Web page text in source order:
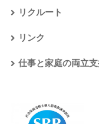
リクルート
リンク
仕事と家庭の両立